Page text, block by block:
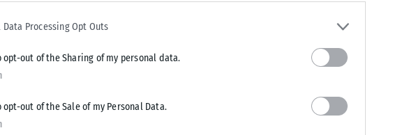
Data Processing Opt Outs
opt-out of the Sharing of my personal data.
opt-out of the Sale of my Personal Data.
προεκλογικά ότι αυτή η ταλαιπωρία των
σχετικού βίντεο που αναρτήθηκε στα social media ο
μία παρέμβαση στην οδό Ελένη Ζωγράφου με στρώση
και κρίθηκε απαραίτητο να πέσει άσφαλτος
των οχημάτων.